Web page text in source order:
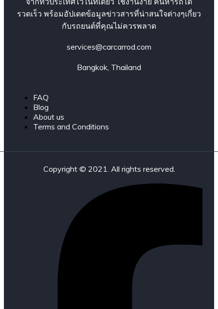
รวดเร็ว พร้อมอัปเดตข้อมูลข่าวสารที่น่าสนใจต่างๆเกี่ยว
กับรถยนต์ที่คุณไม่ควรพลาด
services@carcarrod.com
Bangkok, Thailand
FAQ
Blog
About us
Terms and Conditions
Copyright © 2021. All rights reserved.